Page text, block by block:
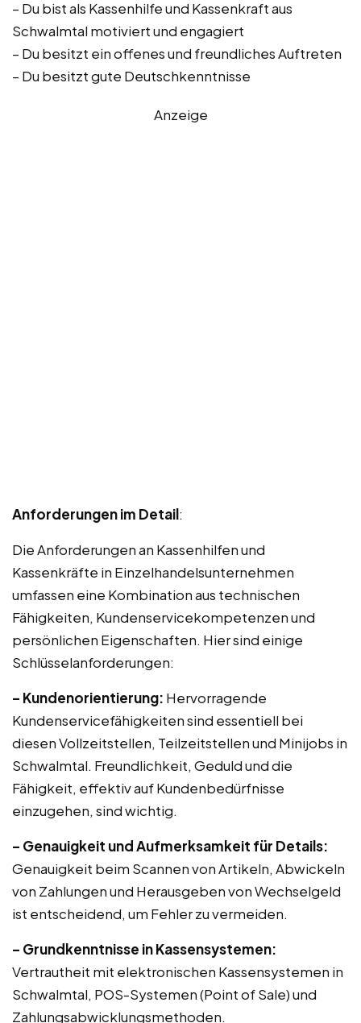
– Du bist als Kassenhilfe und Kassenkraft aus
Schwalmtal motiviert und engagiert
– Du besitzt ein offenes und freundliches Auftreten
– Du besitzt gute Deutschkenntnisse
Anzeige
Anforderungen im Detail:
Die Anforderungen an Kassenhilfen und
Kassenkräfte in Einzelhandelsunternehmen
umfassen eine Kombination aus technischen
Fähigkeiten, Kundenservicekompetenzen und
persönlichen Eigenschaften. Hier sind einige
Schlüsselanforderungen:
– Kundenorientierung: Hervorragende
Kundenservicefähigkeiten sind essentiell bei
diesen Vollzeitstellen, Teilzeitstellen und Minijobs in
Schwalmtal. Freundlichkeit, Geduld und die
Fähigkeit, effektiv auf Kundenbedürfnisse
einzugehen, sind wichtig.
– Genauigkeit und Aufmerksamkeit für Details:
Genauigkeit beim Scannen von Artikeln, Abwickeln
von Zahlungen und Herausgeben von Wechselgeld
ist entscheidend, um Fehler zu vermeiden.
– Grundkenntnisse in Kassensystemen:
Vertrautheit mit elektronischen Kassensystemen in
Schwalmtal, POS-Systemen (Point of Sale) und
Zahlungsabwicklungsmethoden.